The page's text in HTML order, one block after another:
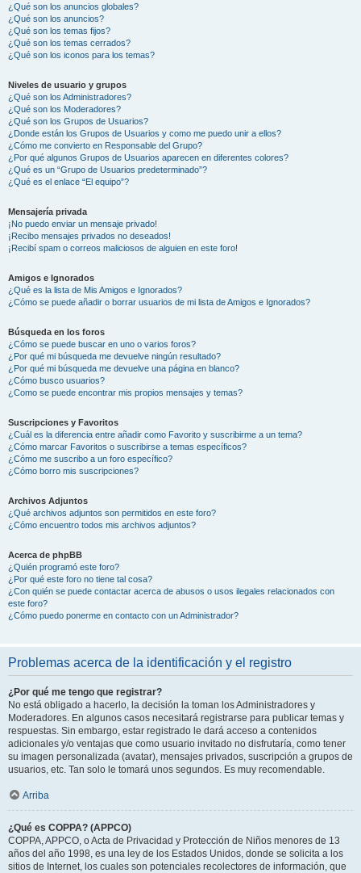
¿Qué son los anuncios globales?
¿Qué son los anuncios?
¿Qué son los temas fijos?
¿Qué son los temas cerrados?
¿Qué son los iconos para los temas?
Niveles de usuario y grupos
¿Qué son los Administradores?
¿Qué son los Moderadores?
¿Qué son los Grupos de Usuarios?
¿Donde están los Grupos de Usuarios y como me puedo unir a ellos?
¿Cómo me convierto en Responsable del Grupo?
¿Por qué algunos Grupos de Usuarios aparecen en diferentes colores?
¿Qué es un “Grupo de Usuarios predeterminado”?
¿Qué es el enlace “El equipo”?
Mensajería privada
¡No puedo enviar un mensaje privado!
¡Recibo mensajes privados no deseados!
¡Recibí spam o correos maliciosos de alguien en este foro!
Amigos e Ignorados
¿Qué es la lista de Mis Amigos e Ignorados?
¿Cómo se puede añadir o borrar usuarios de mi lista de Amigos e Ignorados?
Búsqueda en los foros
¿Cómo se puede buscar en uno o varios foros?
¿Por qué mi búsqueda me devuelve ningún resultado?
¿Por qué mi búsqueda me devuelve una página en blanco?
¿Cómo busco usuarios?
¿Como se puede encontrar mis propios mensajes y temas?
Suscripciones y Favoritos
¿Cuál es la diferencia entre añadir como Favorito y suscribirme a un tema?
¿Cómo marcar Favoritos o suscribirse a temas específicos?
¿Cómo me suscribo a un foro específico?
¿Cómo borro mis suscripciones?
Archivos Adjuntos
¿Qué archivos adjuntos son permitidos en este foro?
¿Cómo encuentro todos mis archivos adjuntos?
Acerca de phpBB
¿Quién programó este foro?
¿Por qué este foro no tiene tal cosa?
¿Con quién se puede contactar acerca de abusos o usos ilegales relacionados con
este foro?
¿Cómo puedo ponerme en contacto con un Administrador?
Problemas acerca de la identificación y el registro
¿Por qué me tengo que registrar?
No está obligado a hacerlo, la decisión la toman los Administradores y
Moderadores. En algunos casos necesitará registrarse para publicar temas y
respuestas. Sin embargo, estar registrado le dará acceso a contenidos
adicionales y/o ventajas que como usuario invitado no disfrutaría, como tener
su imagen personalizada (avatar), mensajes privados, suscripción a grupos de
usuarios, etc. Tan solo le tomará unos segundos. Es muy recomendable.
Arriba
¿Qué es COPPA? (APPCO)
COPPA, APPCO, o Acta de Privacidad y Protección de Niños menores de 13
años del año 1998, es una ley de los Estados Unidos, donde se solicita a los
sitios de Internet, los cuales son potenciales recolectores de información, que